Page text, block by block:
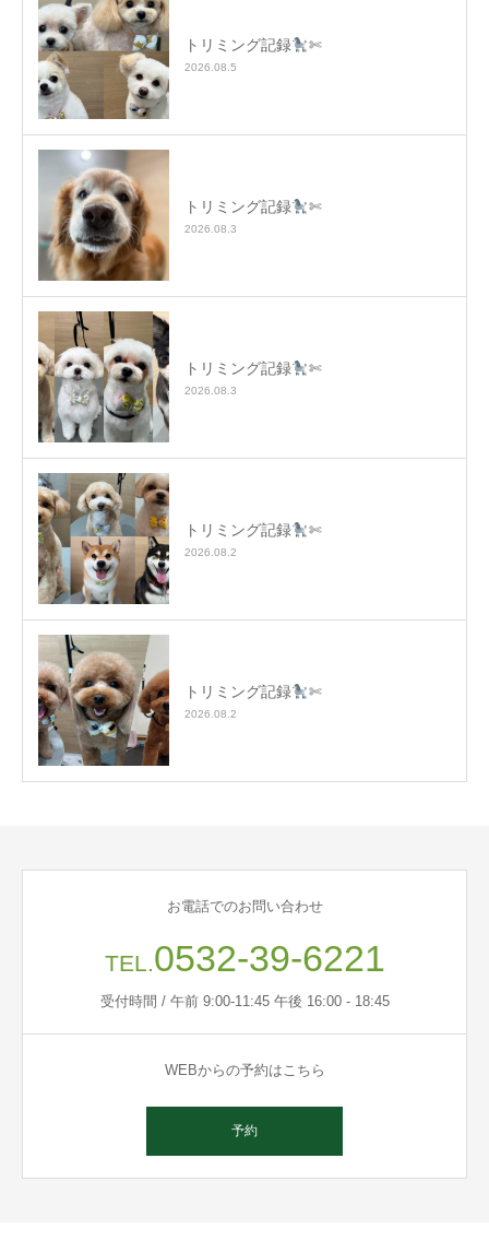
トリミング記録 ✄
2026.08.5
トリミング記録 ✄
2026.08.3
トリミング記録 ✄
2026.08.3
トリミング記録 ✄
2026.08.2
トリミング記録 ✄
2026.08.2
お電話でのお問い合わせ
TEL.0532-39-6221
受付時間 / 午前 9:00-11:45 午後 16:00 - 18:45
WEBからの予約はこちら
予約